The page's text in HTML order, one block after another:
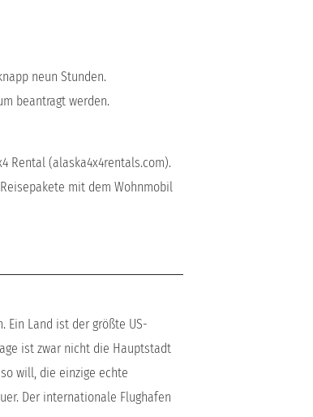
neun Stunden.
beantragt werden.
Rental (alaska4x4rentals.com).
mit dem Wohnmobil
Ein Land ist der größte US-
ist zwar nicht die Hauptstadt
will, die einzige echte
Der internationale Flughafen